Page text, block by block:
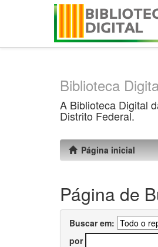
Biblioteca
A Biblioteca Digital
Distrito Federal.
Página inicial
Página de
Buscar em:
por